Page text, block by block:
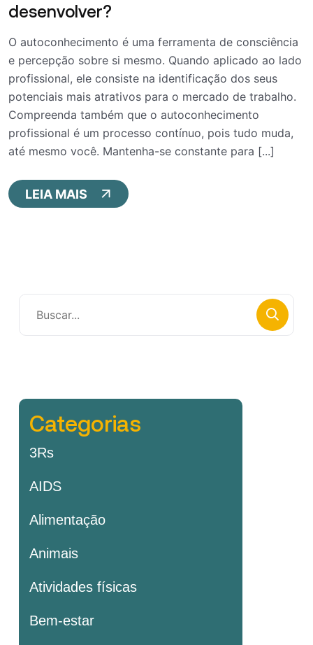
desenvolver?
O autoconhecimento é uma ferramenta de consciência
e percepção sobre si mesmo. Quando aplicado ao lado
profissional, ele consiste na identificação dos seus
potenciais mais atrativos para o mercado de trabalho.
Compreenda também que o autoconhecimento
profissional é um processo contínuo, pois tudo muda,
até mesmo você. Mantenha-se constante para [...]
LEIA MAIS
Categorias
3Rs
AIDS
Alimentação
Animais
Atividades físicas
Bem-estar